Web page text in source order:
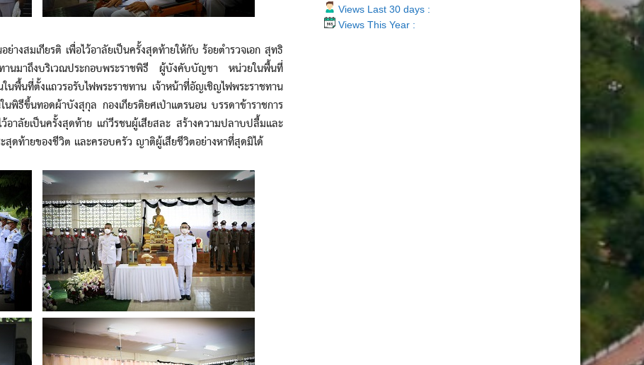
มเกียรติ เพื่อไว้อาลัยเป็นครั้งสุดท้ายให้กับ ร้อยตำรวจเอก สุทธิ
นมาถึงบริเวณประกอบพระราชพิธี ผู้บังคับบัญชา หน่วยในพื้นที่
พื้นที่ตั้งแถวรอรับไฟพระราชทาน เจ้าหน้าที่อัญเชิญไฟพระราชทาน
พิธีขึ้นทอดผ้าบังสุกุล กองเกียรติยศเป่าแตรนอน บรรดาข้าราชการ
าลัยเป็นครั้งสุดท้าย แก่วีรชนผู้เสียสละ สร้างความปลาบปลื้มและ
ดท้ายของชีวิต และครอบครัว ญาติผู้เสียชีวิตอย่างหาที่สุดมิได้
Views Last 30 days :
Views This Year :